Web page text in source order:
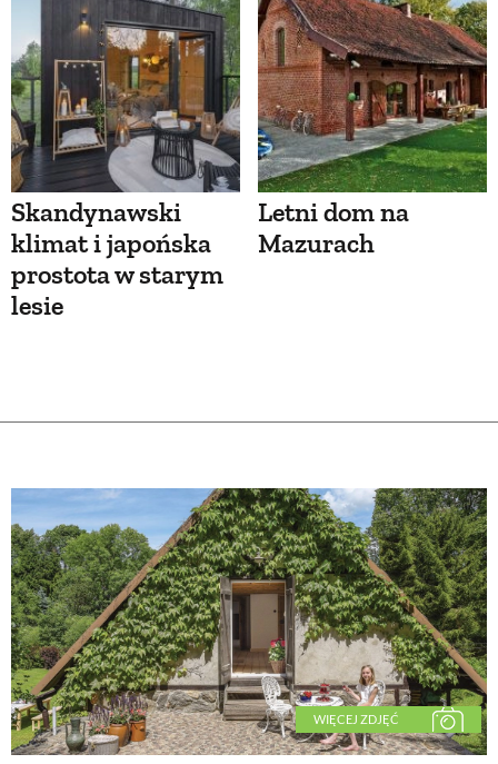
Skandynawski
klimat i japońska
prostota w starym
lesie
Letni dom na
Mazurach
WIĘCEJ ZDJĘĆ